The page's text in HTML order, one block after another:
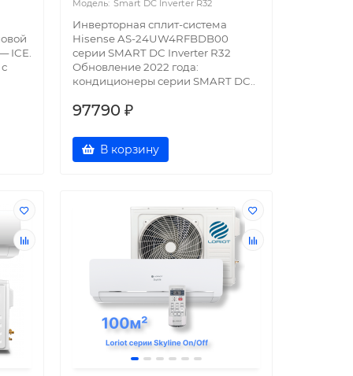
ICE.
Smart DC Inverter R32
Инверторная сплит-система
Hisense AS-24UW4RFBDB00
серии SMART DC Inverter R32
Обновление 2022 года:
кондиционеры серии SMART DC..
97790 ₽
В корзину